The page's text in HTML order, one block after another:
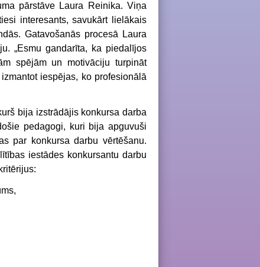
pārstāve Laura Reinika. Viņa
interesants, savukārt lielākais
Gatavošanās procesā Laura
„Esmu gandarīta, ka piedalījos
spējām un motivāciju turpināt
iespējas, ko profesionālā
bija izstrādājis konkursa darba
pedagogi, kuri bija apguvuši
par konkursa darbu vērtēšanu.
iestādes konkursantu darbu